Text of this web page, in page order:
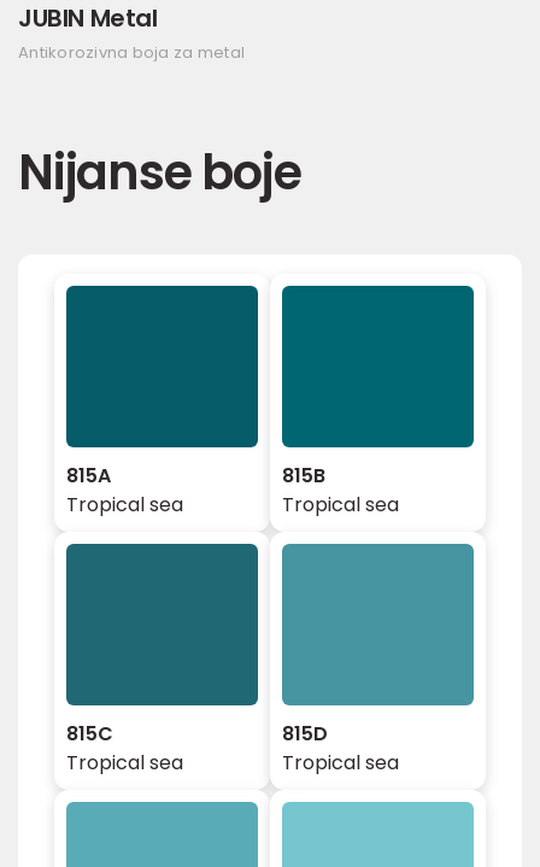
JUBIN Metal
Antikorozivna boja za metal
Nijanse boje
815A
Tropical sea
815B
Tropical sea
815C
Tropical sea
815D
Tropical sea